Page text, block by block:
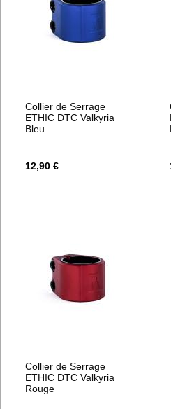
Collier de Serrage
ETHIC DTC Valkyria
Bleu
12,90 €
Collier de Serrage
ETHIC DTC Valkyria
Rouge